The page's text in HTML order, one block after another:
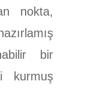
nokta,
bir
kurmuş